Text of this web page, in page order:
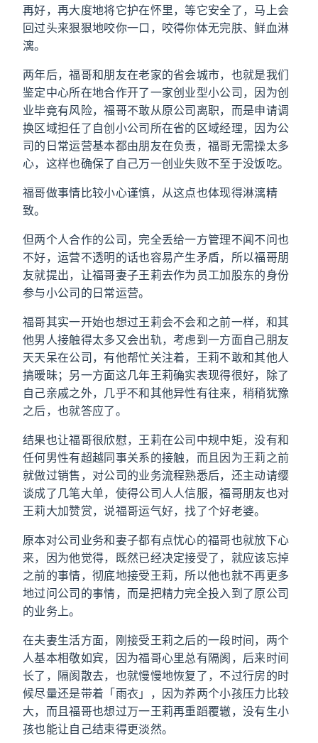
再好，再大度地将它护在怀里，等它安全了，马上会
回过头来狠狠地咬你一口，咬得你体无完肤、鲜血淋
漓。
两年后，福哥和朋友在老家的省会城市，也就是我们
鉴定中心所在地合作开了一家创业型小公司，因为创
业毕竟有风险，福哥不敢从原公司离职，而是申请调
换区域担任了自创小公司所在省的区域经理，因为公
司的日常运营基本都由朋友在负责，福哥无需操太多
心，这样也确保了自己万一创业失败不至于没饭吃。
福哥做事情比较小心谨慎，从这点也体现得淋漓精
致。
但两个人合作的公司，完全丢给一方管理不闻不问也
不好，运营不透明的话也容易产生矛盾，所以福哥朋
友就提出，让福哥妻子王莉去作为员工加股东的身份
参与小公司的日常运营。
福哥其实一开始也想过王莉会不会和之前一样，和其
他男人接触得太多又会出轨，考虑到一方面自己朋友
天天呆在公司，有他帮忙关注着，王莉不敢和其他人
搞暧昧；另一方面这几年王莉确实表现得很好，除了
自己亲戚之外，几乎不和其他异性有往来，稍稍犹豫
之后，也就答应了。
结果也让福哥很欣慰，王莉在公司中规中矩，没有和
任何男性有超越同事关系的接触，而且因为王莉之前
就做过销售，对公司的业务流程熟悉后，还主动请缨
谈成了几笔大单，使得公司人人信服，福哥朋友也对
王莉大加赞赏，说福哥运气好，找了个好老婆。
原本对公司业务和妻子都有点忧心的福哥也就放下心
来，因为他觉得，既然已经决定接受了，就应该忘掉
之前的事情，彻底地接受王莉，所以他也就不再更多
地过问公司的事情，而是把精力完全投入到了原公司
的业务上。
在夫妻生活方面，刚接受王莉之后的一段时间，两个
人基本相敬如宾，因为福哥心里总有隔阂，后来时间
长了，隔阂散去，也就慢慢地恢复了，不过行房的时
候尽量还是带着「雨衣」，因为养两个小孩压力比较
大，而且福哥也想过万一王莉再重蹈覆辙，没有生小
孩也能让自己结束得更淡然。